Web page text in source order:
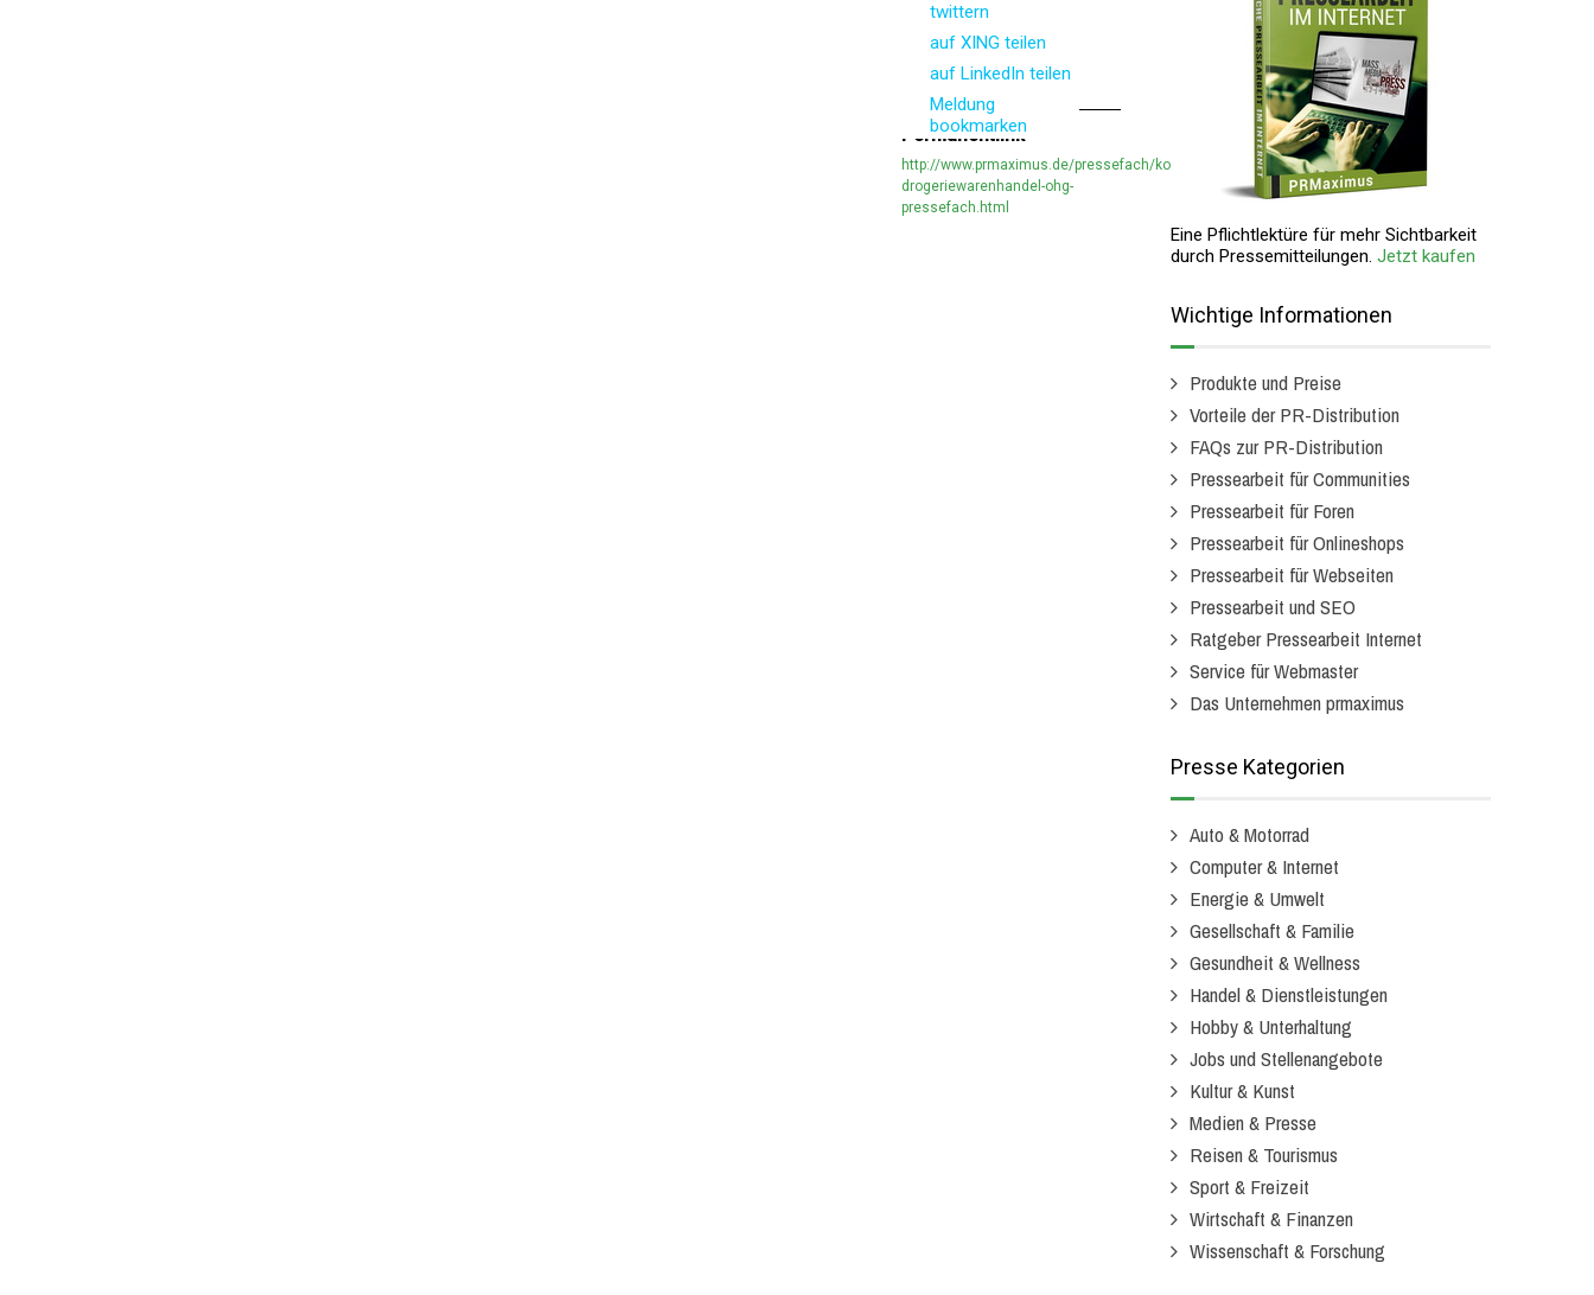
twittern
auf XING teilen
auf LinkedIn teilen
Meldung
bookmarken
Permanentlink
http://www.prmaximus.de/pressefach/koro-
drogeriewarenhandel-ohg-
pressefach.html
Eine Pflichtlektüre für mehr Sichtbarkeit
durch Pressemitteilungen. Jetzt kaufen
Wichtige Informationen
Produkte und Preise
Vorteile der PR-Distribution
FAQs zur PR-Distribution
Pressearbeit für Communities
Pressearbeit für Foren
Pressearbeit für Onlineshops
Pressearbeit für Webseiten
Pressearbeit und SEO
Ratgeber Pressearbeit Internet
Service für Webmaster
Das Unternehmen prmaximus
Presse Kategorien
Auto & Motorrad
Computer & Internet
Energie & Umwelt
Gesellschaft & Familie
Gesundheit & Wellness
Handel & Dienstleistungen
Hobby & Unterhaltung
Jobs und Stellenangebote
Kultur & Kunst
Medien & Presse
Reisen & Tourismus
Sport & Freizeit
Wirtschaft & Finanzen
Wissenschaft & Forschung